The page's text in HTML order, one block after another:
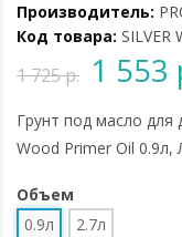
Производитель:
Код товара: SILVER
1 725 р. 1 553
Грунт под масло для
Wood Primer Oil 0.9л,
Объем
0.9л
2.7л